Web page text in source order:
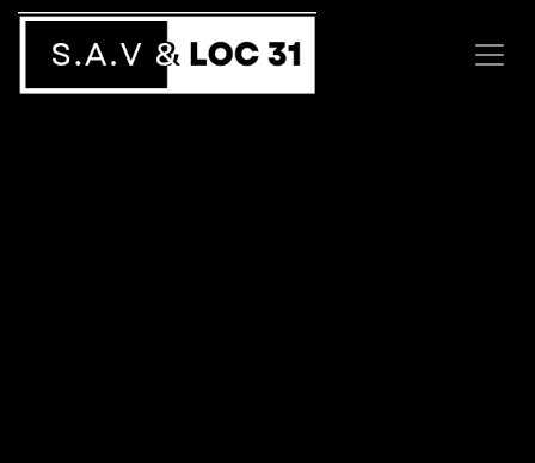
Se rendre au contenu